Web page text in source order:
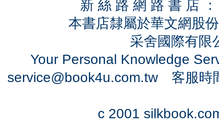
新 絲 路 網 路 書 店
本書店隸屬於華文網股
采舍國際有
Your Personal Knowledge
service@book4u.com.tw客服時
c 2001